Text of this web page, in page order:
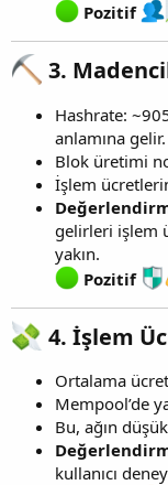
Pozitif
3.
Hashrate:
anlamına gelir.
Blok üretimi
İşlem
gelirleri işlem
yakın.
Pozitif
4.İşlem
Ortalama
Mempool’de
Bu, ağın
kullanıcı